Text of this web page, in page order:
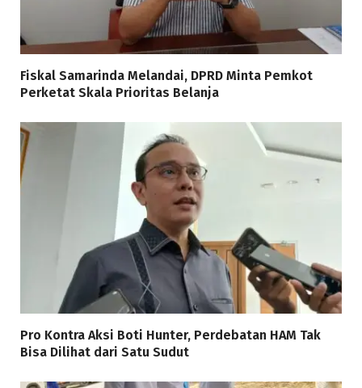
Fiskal Samarinda Melandai, DPRD Minta Pemkot
Perketat Skala Prioritas Belanja
Pro Kontra Aksi Boti Hunter, Perdebatan HAM Tak
Bisa Dilihat dari Satu Sudut